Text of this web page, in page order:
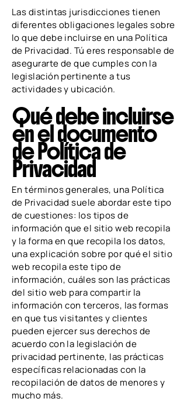
Las distintas jurisdicciones tienen
diferentes obligaciones legales sobre
lo que debe incluirse en una Política
de Privacidad. Tú eres responsable de
asegurarte de que cumples con la
legislación pertinente a tus
actividades y ubicación.
Qué debe incluirse
en el documento
de Política de
Privacidad
En términos generales, una Política
de Privacidad suele abordar este tipo
de cuestiones: los tipos de
información que el sitio web recopila
y la forma en que recopila los datos,
una explicación sobre por qué el sitio
web recopila este tipo de
información, cuáles son las prácticas
del sitio web para compartir la
información con terceros, las formas
en que tus visitantes y clientes
pueden ejercer sus derechos de
acuerdo con la legislación de
privacidad pertinente, las prácticas
específicas relacionadas con la
recopilación de datos de menores y
mucho más.